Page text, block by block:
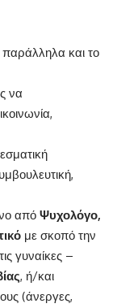
παράλληλα και το
να
από Ψυχολόγο,
με σκοπό την
γυναίκες –
, ή/και
(άνεργες,